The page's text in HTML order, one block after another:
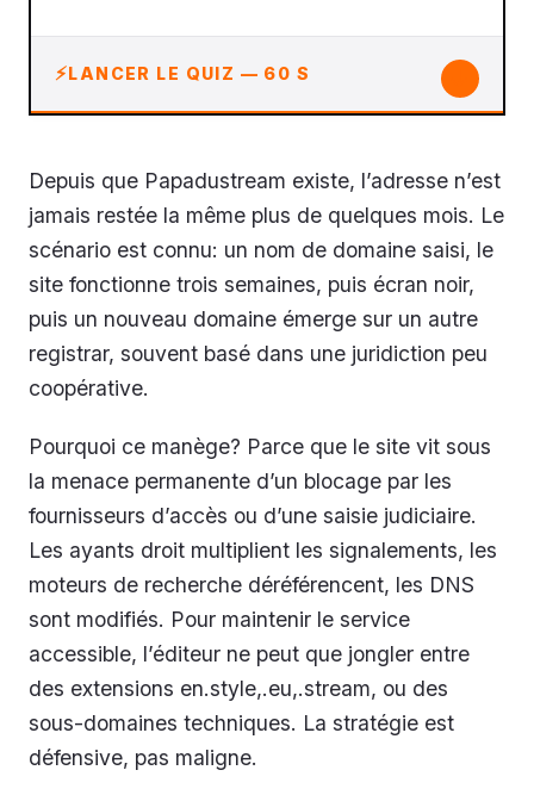
LANCER LE QUIZ — 60 S
Depuis que Papadustream existe, l’adresse n’est
jamais restée la même plus de quelques mois. Le
scénario est connu: un nom de domaine saisi, le
site fonctionne trois semaines, puis écran noir,
puis un nouveau domaine émerge sur un autre
registrar, souvent basé dans une juridiction peu
coopérative.
Pourquoi ce manège? Parce que le site vit sous
la menace permanente d’un blocage par les
fournisseurs d’accès ou d’une saisie judiciaire.
Les ayants droit multiplient les signalements, les
moteurs de recherche déréférencent, les DNS
sont modifiés. Pour maintenir le service
accessible, l’éditeur ne peut que jongler entre
des extensions en.style,.eu,.stream, ou des
sous-domaines techniques. La stratégie est
défensive, pas maligne.